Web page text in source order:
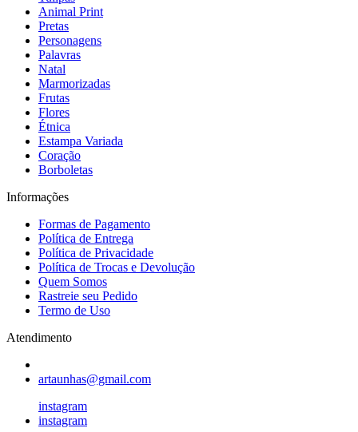
Animal Print
Pretas
Personagens
Palavras
Natal
Marmorizadas
Frutas
Flores
Étnica
Estampa Variada
Coração
Borboletas
Informações
Formas de Pagamento
Política de Entrega
Política de Privacidade
Política de Trocas e Devolução
Quem Somos
Rastreie seu Pedido
Termo de Uso
Atendimento
artaunhas@gmail.com
instagram
instagram